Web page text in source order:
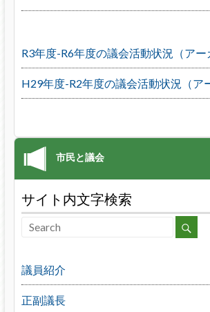
R3年度-R6年度の議会活動状況（アー
H29年度-R2年度の議会活動状況（ア
サイト内文字検索
議員紹介
正副議長